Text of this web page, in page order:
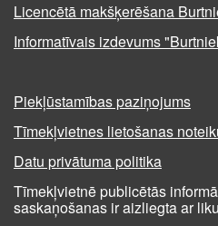
Licencētā makšķerēšana
Informatīvais izdevums
Piekļūstamības paziņojums
Tīmekļvietnes lietošanas
Datu privātuma politika
Tīmekļvietnē publicētās
saskaņošanas ir aizliegta ar